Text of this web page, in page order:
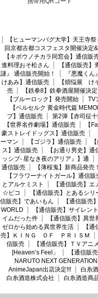
【ヒューマンバグ大学】天王寺
回京都古都コスフェスタ開催決定
【キボウノチカラ同窓会】通信販
進料理おそ松さん
【通信販売】
謎』 通信販売開始！
『悪魔く
けあみ】通信販売
【煩悩展 け
売
【鉄拳8】鉄拳酒屋開催決定
【ブルーロック】発売開始
TV
【ベルセルク 黄金時代篇
プ】通信販売
第2弾【赤司征
【世界名作劇場】通信販売
【
豪ストレイドッグス】通信販売
ーマン
【ゴジラ】通信販売
ス】通信販売
【お通り男史】通
ッシブ- 星なき夜のアリア』】通
通信販売
【薄桜鬼】新商品発売！
【フラワーナイトガール】通信販
とアルケミスト
【通信販売】エ
☆ピコ
【通信販売】とあるシリ
信販売】であいもん
【通信販売
WORLD
【通信販売】サイレン
イムだった件
【通信販売】異
ゼロから始める異世界生活
【
売】ＫＩＮＧ ＯＦ ＰＲＩＳＭ
信販売
【通信販売】ＴＶア
[Heaven’s Feel」
【通信販
NARUTO NEXT GENERATION
AnimeJapan出店決定!!!
白糸
白糸酒造株式会社
白糸酒造商